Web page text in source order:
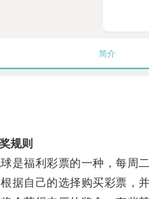
简介
规则
福利彩票的一种，每周二
自己的选择购买彩票，并